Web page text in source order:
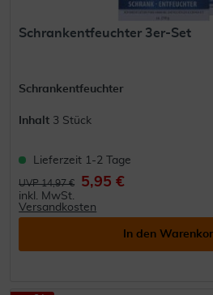
Schrankentfeuchter 3er-Set
Schrankentfeuchter
Inhalt 3 Stück
Lieferzeit 1-2 Tage
UVP 14,97 € 5,95 €
inkl. MwSt.
Versandkosten
In den